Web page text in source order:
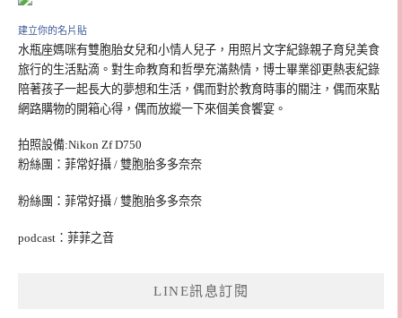
建立你的名片貼
水瓶座媽咪有雙胞胎女兒和小情人兒子，用照片文字紀錄親子育兒美食
旅行的生活點滴。對生命教育和哲學充滿熱情，博士畢業卻更熱衷紀錄
陪著孩子一起長大的夢想和生活，偶而對於教育時事的關注，偶而來點
網路購物的開箱心得，偶而放縱一下來個美食饗宴。
拍照設備:Nikon Zf D750
粉絲團：菲常好攝 / 雙胞胎多多奈奈
粉絲團：菲常好攝 / 雙胞胎多多奈奈
podcast：菲菲之音
LINE訊息訂閱